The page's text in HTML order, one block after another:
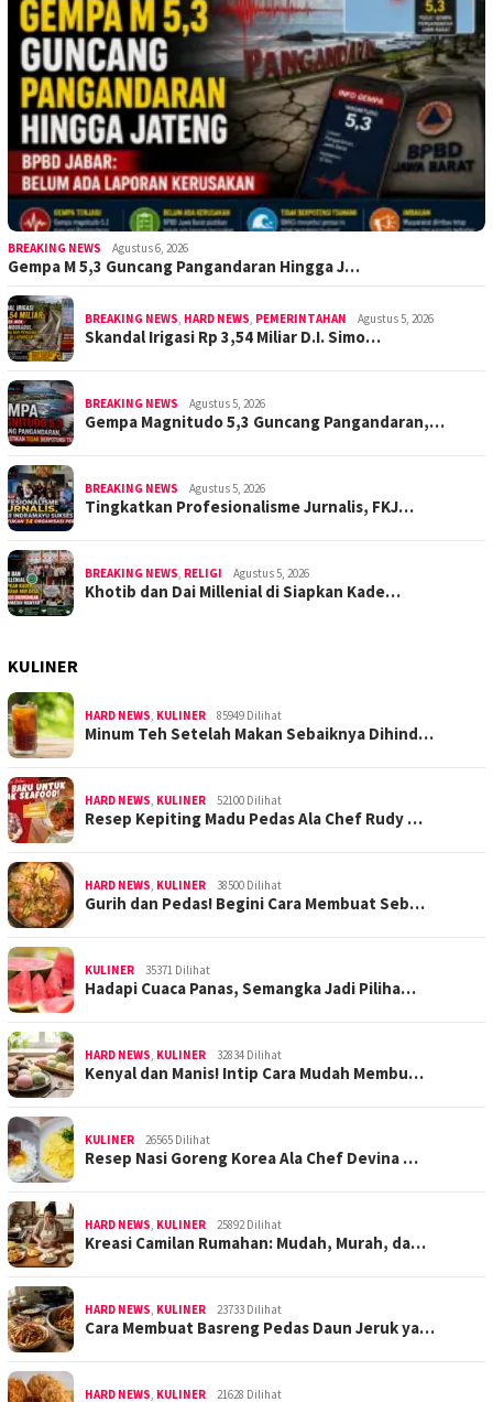
BREAKING NEWS Agustus 6, 2026
Gempa M 5,3 Guncang Pangandaran Hingga J…
BREAKING NEWS, HARD NEWS, PEMERINTAHAN Agustus 5, 2026
Skandal Irigasi Rp 3,54 Miliar D.I. Simo…
BREAKING NEWS Agustus 5, 2026
Gempa Magnitudo 5,3 Guncang Pangandaran,…
BREAKING NEWS Agustus 5, 2026
Tingkatkan Profesionalisme Jurnalis, FKJ…
BREAKING NEWS, RELIGI Agustus 5, 2026
Khotib dan Dai Millenial di Siapkan Kade…
KULINER
HARD NEWS, KULINER 85949 Dilihat
Minum Teh Setelah Makan Sebaiknya Dihind…
HARD NEWS, KULINER 52100 Dilihat
Resep Kepiting Madu Pedas Ala Chef Rudy …
HARD NEWS, KULINER 38500 Dilihat
Gurih dan Pedas! Begini Cara Membuat Seb…
KULINER 35371 Dilihat
Hadapi Cuaca Panas, Semangka Jadi Piliha…
HARD NEWS, KULINER 32834 Dilihat
Kenyal dan Manis! Intip Cara Mudah Membu…
KULINER 26565 Dilihat
Resep Nasi Goreng Korea Ala Chef Devina …
HARD NEWS, KULINER 25892 Dilihat
Kreasi Camilan Rumahan: Mudah, Murah, da…
HARD NEWS, KULINER 23733 Dilihat
Cara Membuat Basreng Pedas Daun Jeruk ya…
HARD NEWS, KULINER 21628 Dilihat